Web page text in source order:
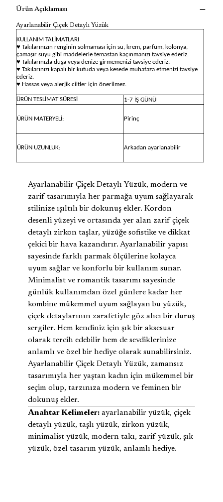
Ürün Açıklaması
Ayarlanabilir Çiçek Detaylı Yüzük
KULLANIM TALİMATLARI
♥ Takılarınızın renginin solmaması için su, krem, parfüm, kolonya,
çamaşır suyu gibi maddelerle temastan kaçınmanızı tavsiye ederiz.
♥ Takılarınızla duşa veya denize girmemenizi tavsiye ederiz.
♥ Takılarınızı kapalı bir kutuda veya kesede muhafaza etmenizi tavsiye
ederiz.
♥ Hassas veya alerjik ciltler için önerilmez.
ÜRÜN TESLİMAT SÜRESİ 1-7 İŞ GÜNÜ
ÜRÜN MATERYELİ: Pirinç
ÜRÜN UZUNLUK: Arkadan ayarlanabilir
Ayarlanabilir Çiçek Detaylı Yüzük, modern ve
zarif tasarımıyla her parmağa uyum sağlayarak
stilinize ışıltılı bir dokunuş ekler. Kordon
desenli yüzeyi ve ortasında yer alan zarif çiçek
detaylı zirkon taşlar, yüzüğe sofistike ve dikkat
çekici bir hava kazandırır. Ayarlanabilir yapısı
sayesinde farklı parmak ölçülerine kolayca
uyum sağlar ve konforlu bir kullanım sunar.
Minimalist ve romantik tasarımı sayesinde
günlük kullanımdan özel günlere kadar her
kombine mükemmel uyum sağlayan bu yüzük,
çiçek detaylarının zarafetiyle göz alıcı bir duruş
sergiler. Hem kendiniz için şık bir aksesuar
olarak tercih edebilir hem de sevdiklerinize
anlamlı ve özel bir hediye olarak sunabilirsiniz.
Ayarlanabilir Çiçek Detaylı Yüzük, zamansız
tasarımıyla her yaştan kadın için mükemmel bir
seçim olup, tarzınıza modern ve feminen bir
dokunuş ekler.
Anahtar Kelimeler: ayarlanabilir yüzük, çiçek
detaylı yüzük, taşlı yüzük, zirkon yüzük,
minimalist yüzük, modern takı, zarif yüzük, şık
yüzük, özel tasarım yüzük, anlamlı hediye.